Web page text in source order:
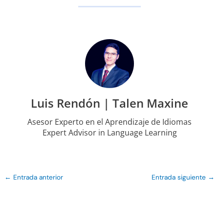
Luis Rendón | Talen Maxine
Asesor Experto en el Aprendizaje de Idiomas
Expert Advisor in Language Learning
← Entrada anterior Entrada siguiente →